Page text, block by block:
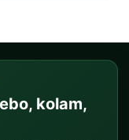
kolam,